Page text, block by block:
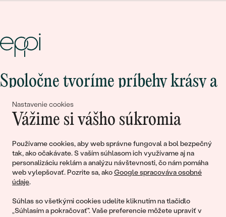
Nastavenie cookies
Vážime si vášho súkromia
Používame cookies, aby web správne fungoval a bol bezpečný
tak, ako očakávate. S vaším súhlasom ich využívame aj na
personalizáciu reklám a analýzu návštevnosti, čo nám pomáha
web vylepšovať. Pozrite sa, akoGoogle spracováva osobné
údaje.
Súhlas so všetkými cookies udelíte kliknutím na tlačidlo
„Súhlasím a pokračovať". Vaše preferencie môžete upraviť v
Spoločne tvoríme príbehy krásy a
lásky